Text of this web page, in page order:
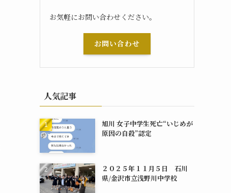
お気軽にお問い合わせください。
お問い合わせ
人気記事
旭川 女子中学生死亡“いじめが
原因の自殺”認定
２０２５年１１月５日 石川
県/金沢市立浅野川中学校